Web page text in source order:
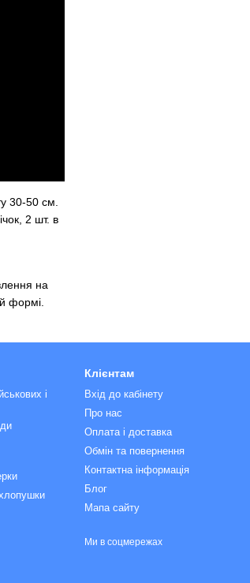
30-50 см.
2 шт. в
на
формі.
і
Клієнтам
Вхід до кабінету
Про нас
Оплата і доставка
Обмін та повернення
Контактна інформація
Блог
Мапа сайту
Ми в соцмережах